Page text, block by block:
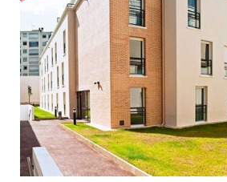
Type de location
Votre date d'entrée
Chercher